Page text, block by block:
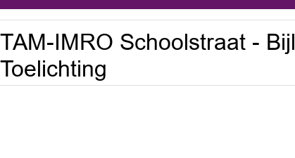
TAM-IMRO Schoolstraat -
Toelichting